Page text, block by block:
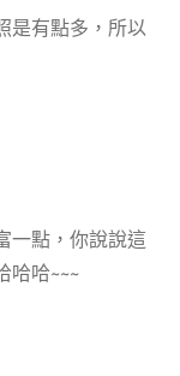
是有點多，所以
一點，你說說這
哈哈~~~